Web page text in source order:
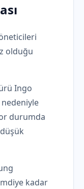
olduğu
Ingo
durumda
kadar